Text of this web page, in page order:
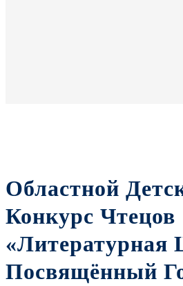
Областной
Конкурс Чтецов
«Литературная
Посвящённый